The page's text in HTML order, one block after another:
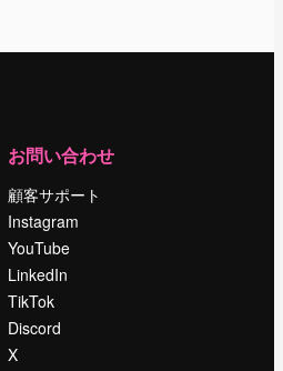
お問い合わせ
顧客サポート
Instagram
YouTube
LinkedIn
TikTok
Discord
X